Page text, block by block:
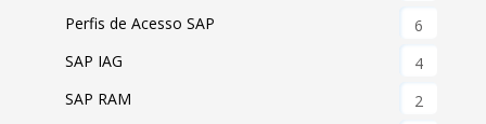
Perfis de Acesso SAP
6
SAP IAG
4
SAP RAM
2